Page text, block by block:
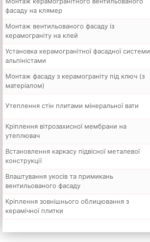
фасаду на клямер
Монтаж вентильованого фасаду із
керамограніту на клей
Установка керамогранітної фасадної системи
альпіністами
Монтаж фасаду з керамограніту під ключ (з
матеріалом)
Утеплення стін плитами мінеральної вати
Кріплення вітрозахисної мембрани на
утеплювач
Встановлення каркасу підвісної металевої
конструкції
Влаштування укосів та примикань
вентильованого фасаду
Кріплення зовнішнього облицювання з
керамічної плитки